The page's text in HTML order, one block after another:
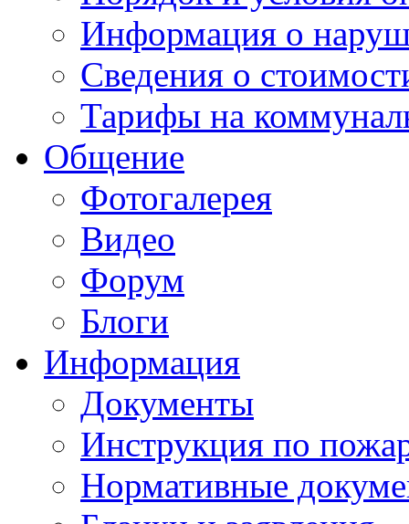
Информация о
Сведения о
Тарифы на
Общение
Фотогалерея
Видео
Форум
Блоги
Информация
Документы
Инструкция по
Нормативные